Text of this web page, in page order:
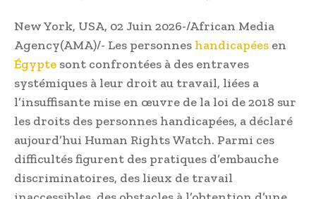
New York, USA, 02 Juin 2026-/African Media
Agency(AMA)/- Les personnes handicapées en
Égypte sont confrontées à des entraves
systémiques à leur droit au travail, liées a
l’insuffisante mise en œuvre de la loi de 2018 sur
les droits des personnes handicapées, a déclaré
aujourd’hui Human Rights Watch. Parmi ces
difficultés figurent des pratiques d’embauche
discriminatoires, des lieux de travail